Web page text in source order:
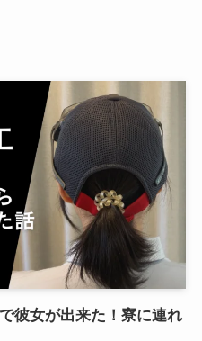
彼女が出来た！寮に連れ